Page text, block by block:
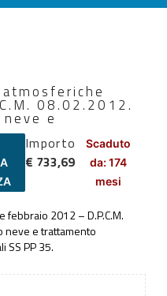
08.02.2012.
e
Importo
€ 733,69
Scaduto
da: 174
mesi
febbraio 2012 – D.P.C.M.
neve e trattamento
SS PP 35.